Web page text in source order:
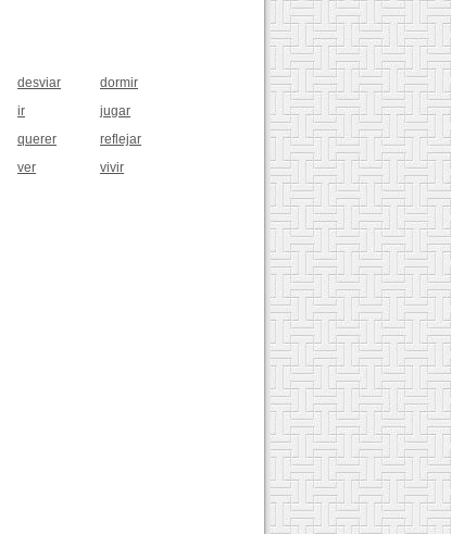
desviar
dormir
ir
jugar
querer
reflejar
ver
vivir